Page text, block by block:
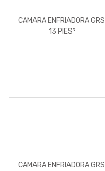
CAMARA ENFRIADORA GRS
13 PIES³
CAMARA ENFRIADORA GRS